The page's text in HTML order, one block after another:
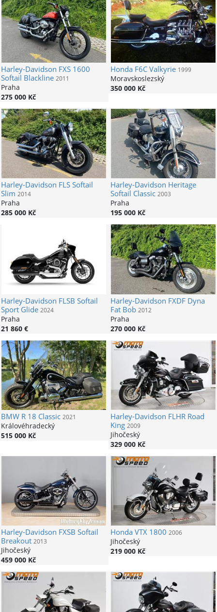
Harley-Davidson FXS 1600
Softail Blackline 2011
Praha
275 000 Kč
HondaF6C Valkyrie 1999
Moravskoslezský
350 000 Kč
Harley-Davidson FLS Softail
Slim 2014
Praha
285 000 Kč
Harley-Davidson Heritage
Softail Classic 2003
Praha
195 000 Kč
Harley-Davidson FLSB Softail
Sport Glide 2024
Praha
21 860 €
Harley-Davidson FXDF Dyna
Fat Bob 2012
Praha
270 000 Kč
BMWR 18 Classic 2021
Královéhradecký
515 000 Kč
Harley-Davidson FLHR Road
King 2009
Jihočeský
329 000 Kč
Harley-Davidson FXSB Softail
Breakout 2013
Jihočeský
459 000 Kč
HondaVTX 1800 2006
Jihočeský
219 000 Kč